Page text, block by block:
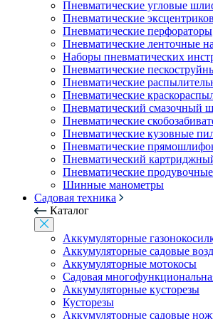
Пневматические угловые
Пневматические
Пневматические перфораторы
Пневматические ленточные
Наборы пневматических
Пневматические
Пневматические
Пневматические
Пневматический смазочный
Пневматические
Пневматические кузовные
Пневматические
Пневматический
Пневматические
Шинные манометры
Садовая техника
Каталог
Аккумуляторные
Аккумуляторные садовые
Аккумуляторные мотокосы
Садовая
Аккумуляторные кусторезы
Кусторезы
Аккумуляторные садовые